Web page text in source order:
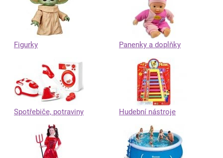
Figurky Panenky a doplňky
Spotřebiče, potraviny Hudební nástroje